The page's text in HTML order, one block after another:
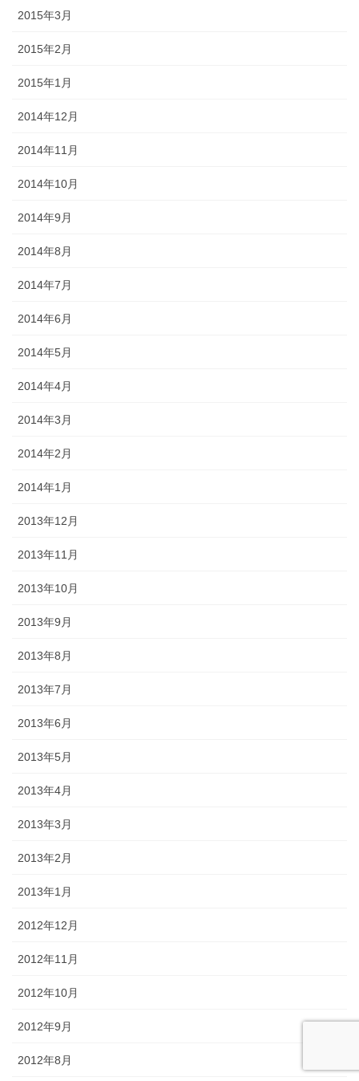
2015年3月
2015年2月
2015年1月
2014年12月
2014年11月
2014年10月
2014年9月
2014年8月
2014年7月
2014年6月
2014年5月
2014年4月
2014年3月
2014年2月
2014年1月
2013年12月
2013年11月
2013年10月
2013年9月
2013年8月
2013年7月
2013年6月
2013年5月
2013年4月
2013年3月
2013年2月
2013年1月
2012年12月
2012年11月
2012年10月
2012年9月
2012年8月